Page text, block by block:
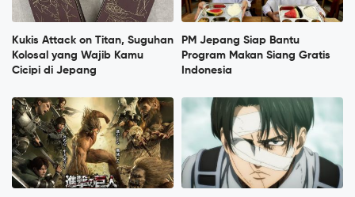
Kukis Attack on Titan, Suguhan
Kolosal yang Wajib Kamu
Cicipi di Jepang
PM Jepang Siap Bantu
Program Makan Siang Gratis
Indonesia